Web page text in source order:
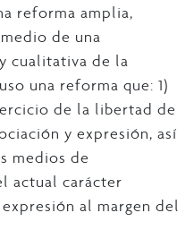
reforma amplia,
de una
cualitativa de la
una reforma que: 1)
de la libertad de
y expresión, así
medios de
actual carácter
al margen del